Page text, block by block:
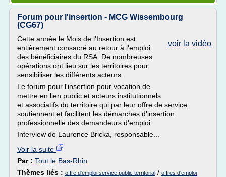
Forum pour l'insertion - MCG Wissembourg
(CG67)
voir la vidéo
Cette année le Mois de l'Insertion est
entièrement consacré au retour à l'emploi
des bénéficiaires du RSA. De nombreuses
opérations ont lieu sur les territoires pour
sensibiliser les différents acteurs.
Le forum pour l'insertion pour vocation de
mettre en lien public et acteurs institutionnels
et associatifs du territoire qui par leur offre de service
soutiennent et facilitent les démarches d'insertion
professionnelle des demandeurs d'emploi.
Interview de Laurence Bricka, responsable...
Voir la suite
Par : Tout le Bas-Rhin
Thèmes liés : offre d'emploi service public territorial / offres d'emploi